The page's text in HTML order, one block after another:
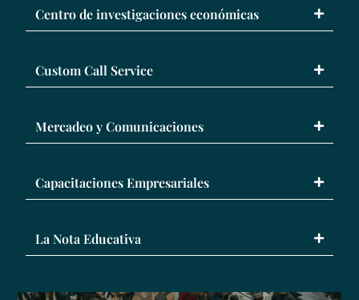
Centro de investigaciones económicas
Custom Call Service
Mercadeo y Comunicaciones
Capacitaciones Empresariales
La Nota Educativa